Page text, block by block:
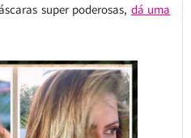
super poderosas, dá uma